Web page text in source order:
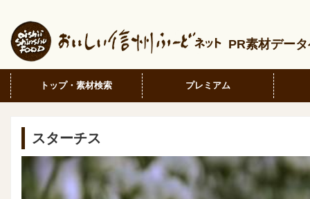
PR素材デー
トップ・素材検索 プレミアム
スターチス